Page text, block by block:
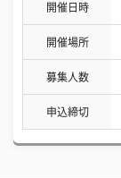
開催日時
開催場所
募集人数
申込締切